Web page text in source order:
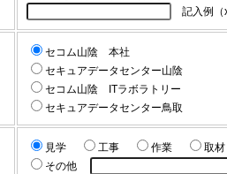
記入例（
セコム山陰 本社
セキュアデータセンター山陰
セコム山陰 ITラボラトリー
セキュアデータセンター鳥取
見学 工事 作業
取材
その他